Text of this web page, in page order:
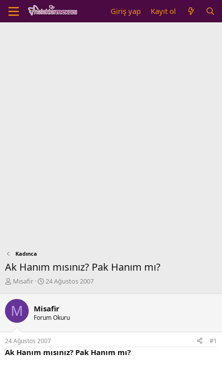
Giriş yap Kayıt ol
Kadınca
Ak Hanım mısınız? Pak Hanım mı?
K
n
b
u
y
u
b
a
Misafir
B
l
a
g
ı
ç
24 Ağustos 2007
M Misafir
Forum Okuru
24 Ağustos 2007 #1
Ak Hanım mısınız? Pak Hanım mı?